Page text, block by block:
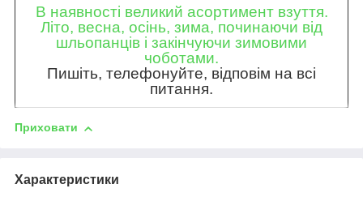
В наявності великий асортимент взуття.
Літо, весна, осінь, зима, починаючи від
шльопанців і закінчуючи зимовими
чоботами.
Пишіть, телефонуйте, відповім на всі
питання.
Приховати
Характеристики